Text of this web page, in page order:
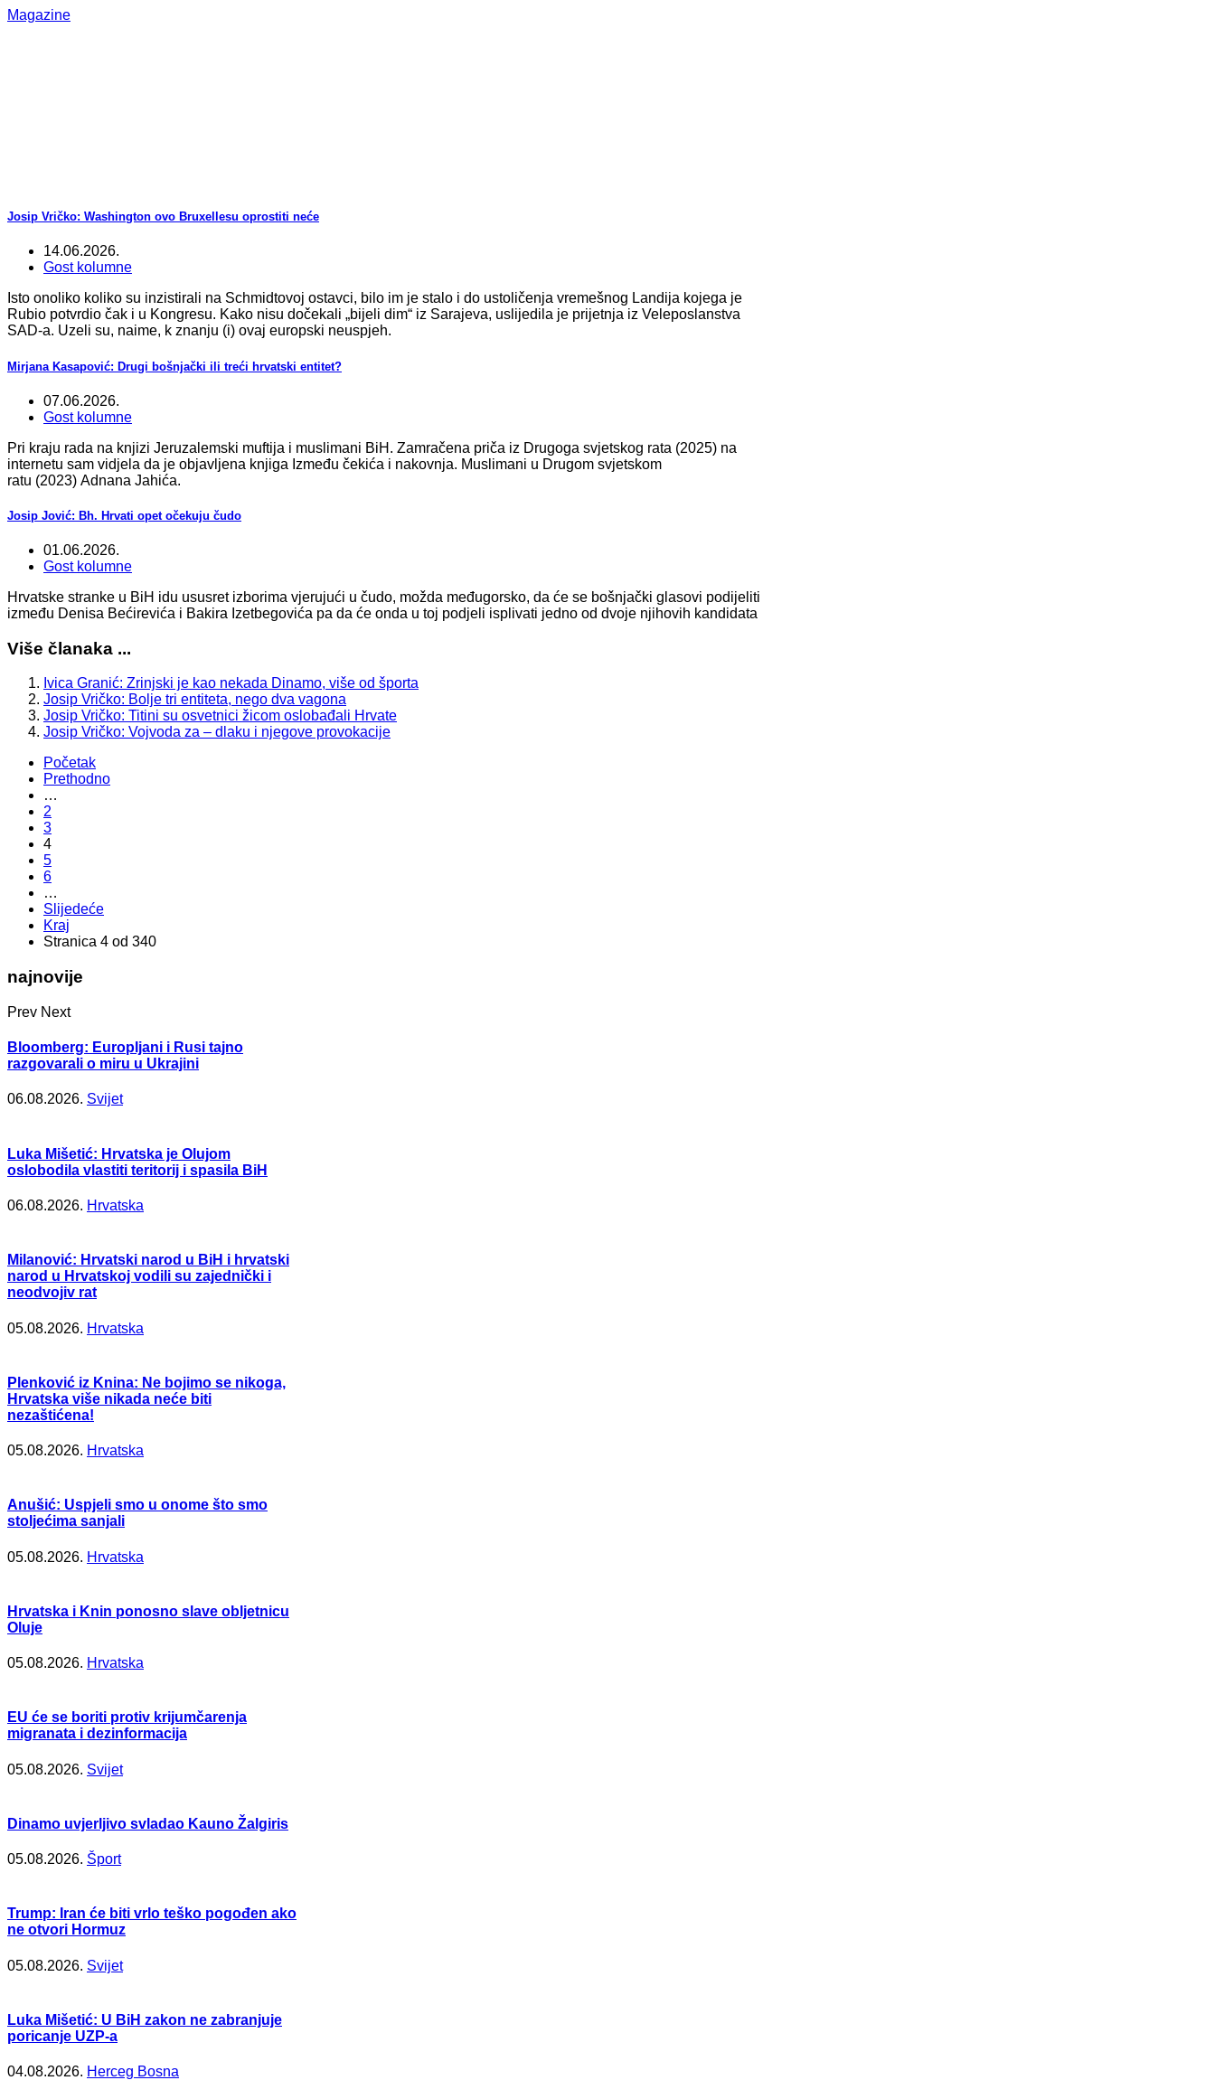
Magazine
Josip Vričko: Washington ovo Bruxellesu oprostiti neće
14.06.2026.
Gost kolumne
Isto onoliko koliko su inzistirali na Schmidtovoj ostavci, bilo im je stalo i do ustoličenja vremešnog Landija kojega je
Rubio potvrdio čak i u Kongresu. Kako nisu dočekali „bijeli dim“ iz Sarajeva, uslijedila je prijetnja iz Veleposlanstva
SAD-a. Uzeli su, naime, k znanju (i) ovaj europski neuspjeh.
Mirjana Kasapović: Drugi bošnjački ili treći hrvatski entitet?
07.06.2026.
Gost kolumne
Pri kraju rada na knjizi Jeruzalemski muftija i muslimani BiH. Zamračena priča iz Drugoga svjetskog rata (2025) na
internetu sam vidjela da je objavljena knjiga Između čekića i nakovnja. Muslimani u Drugom svjetskom
ratu (2023) Adnana Jahića.
Josip Jović: Bh. Hrvati opet očekuju čudo
01.06.2026.
Gost kolumne
Hrvatske stranke u BiH idu ususret izborima vjerujući u čudo, možda međugorsko, da će se bošnjački glasovi podijeliti
između Denisa Bećirevića i Bakira Izetbegovića pa da će onda u toj podjeli isplivati jedno od dvoje njihovih kandidata
Više članaka ...
Ivica Granić: Zrinjski je kao nekada Dinamo, više od športa
Josip Vričko: Bolje tri entiteta, nego dva vagona
Josip Vričko: Titini su osvetnici žicom oslobađali Hrvate
Josip Vričko: Vojvoda za – dlaku i njegove provokacije
Početak
Prethodno
…
2
3
4
5
6
…
Slijedeće
Kraj
Stranica 4 od 340
najnovije
Prev Next
Bloomberg: Europljani i Rusi tajno
razgovarali o miru u Ukrajini
06.08.2026. Svijet
Luka Mišetić: Hrvatska je Olujom
oslobodila vlastiti teritorij i spasila BiH
06.08.2026. Hrvatska
Milanović: Hrvatski narod u BiH i hrvatski
narod u Hrvatskoj vodili su zajednički i
neodvojiv rat
05.08.2026. Hrvatska
Plenković iz Knina: Ne bojimo se nikoga,
Hrvatska više nikada neće biti
nezaštićena!
05.08.2026. Hrvatska
Anušić: Uspjeli smo u onome što smo
stoljećima sanjali
05.08.2026. Hrvatska
Hrvatska i Knin ponosno slave obljetnicu
Oluje
05.08.2026. Hrvatska
EU će se boriti protiv krijumčarenja
migranata i dezinformacija
05.08.2026. Svijet
Dinamo uvjerljivo svladao Kauno Žalgiris
05.08.2026. Šport
Trump: Iran će biti vrlo teško pogođen ako
ne otvori Hormuz
05.08.2026. Svijet
Luka Mišetić: U BiH zakon ne zabranjuje
poricanje UZP-a
04.08.2026. Herceg Bosna